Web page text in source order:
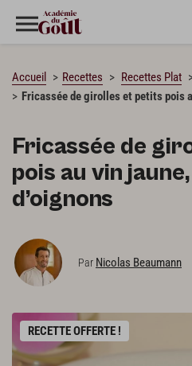
Accueil Recettes Recettes Plat
Fricassée de girolles et petits pois
Fricassée de
pois au vin
d’oignons
Par Nicolas Beaumann
RECETTE OFFERTE !
CHARGEMENT…